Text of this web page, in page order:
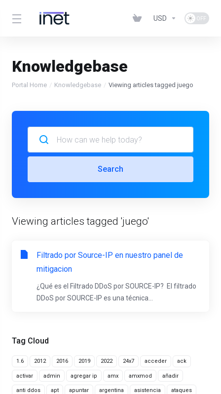
USD
Knowledgebase
Portal Home Knowledgebase Viewing articles tagged juego
Tag Cloud
1.6 2012 2016 2019 2022 24x7 acceder ack
activar admin agregar ip amx amxmod añadir
anti ddos apt apuntar argentina asistencia ataques
Search
Viewing articles tagged 'juego'
Filtrado por Source-IP en nuestro panel de
mitigacion
¿Qué es el Filtrado DDoS por SOURCE-IP? El filtrado
DDoS por SOURCE-IP es una técnica...